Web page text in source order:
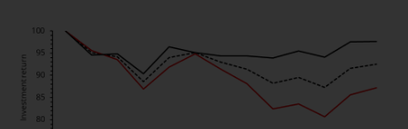
Beschränkungen
Obwohl Sie ein Land ausgewählt
haben, richtet sich diese Website